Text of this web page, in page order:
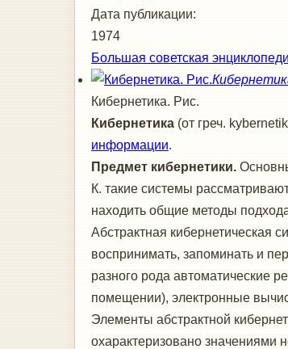
Дата публикации:
1974
Большая советская
Кибернетика. Рис.
Кибернетика (от греч.
информации.
Предмет кибернетики.
К. такие системы
находить общие методы
Абстрактная кибернетическая
воспринимать, запоминать и
разного рода автоматические
помещении), электронные
Элементы абстрактной
охарактеризовано значениями